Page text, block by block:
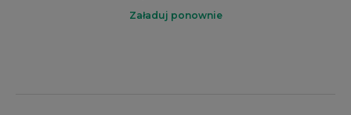
Załaduj ponownie